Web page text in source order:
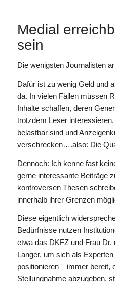
Medial
sein
Die wenigsten Journalisten
Dafür ist zu wenig Geld und
da. In vielen Fällen müssen
Inhalte schaffen, deren
trotzdem Leser
belastbar sind und
verschrecken….also: Die
Dennoch: Ich kenne fast
gerne interessante Beiträge
kontroversen Thesen
innerhalb ihrer Grenzen
Diese eigentlich
Bedürfnisse nutzen
etwa das DKFZ und Frau
Langer, um sich als
positionieren – immer bereit,
Stellungnahme abzugeben,